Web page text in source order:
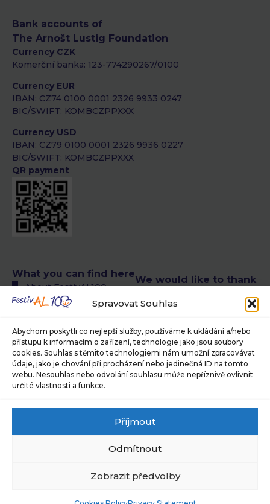
Spravovat Souhlas
Abychom poskytli co nejlepší služby, používáme k ukládání a/nebo
přístupu k informacím o zařízení, technologie jako jsou soubory
cookies. Souhlas s těmito technologiemi nám umožní zpracovávat
údaje, jako je chování při procházení nebo jedinečná ID na tomto
webu. Nesouhlas nebo odvolání souhlasu může nepříznivě ovlivnit
určité vlastnosti a funkce.
Příjmout
Odmítnout
Zobrazit předvolby
Bank accounts of
The Arnošt Lustig Foundation
Currency CZK
Komerční banka: 123-774290267/0100
Currency EUR
IBAN: CZ74 0100 0001 2326 9933 0247
BIC/SWIFT: KOMBCZPPXXX
Currency USD
IBAN: CZ79 0100 0001 2326 9936 0227
BIC/SWIFT: KOMBCZPPXXX
QR payment
What you can find here
About FestivAL100
All FestivAL100 events
FestivAL100 events
calendar in CR
FestivAL100 events
calendar abroad
About our team
Sponsors and partners
We would like to thank
the following authors
of photographs
Museum of Photography
and Modern Visual Media in
Jindřichův Hradec, ©
Jaroslav Brabec, © Alan
for you?
and stay one step ahead.
Subscribe
newsletter